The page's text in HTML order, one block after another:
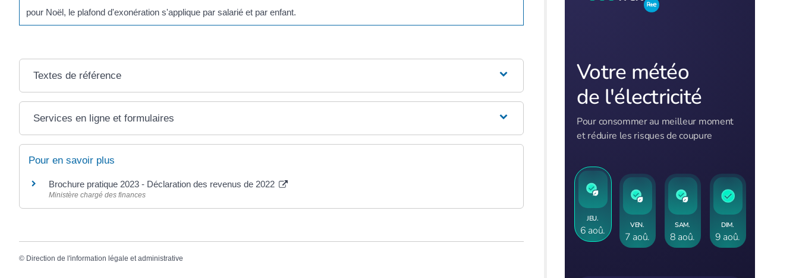
pour Noël, le plafond d'exonération s'applique par salarié et par enfant.
Textes de référence
Services en ligne et formulaires
Pour en savoir plus
Brochure pratique 2023 - Déclaration des revenus de 2022
Ministère chargé des finances
© Direction de l'information légale et administrative